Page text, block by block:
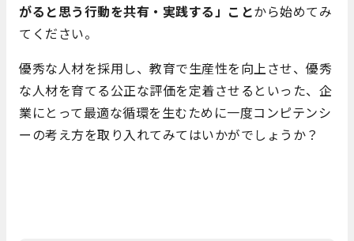
がると思う行動を共有・実践する」ことから始めてみ
てください。
優秀な人材を採用し、教育で生産性を向上させ、優秀
な人材を育てる公正な評価を定着させるといった、企
業にとって最適な循環を生むために一度コンピテンシ
ーの考え方を取り入れてみてはいかがでしょうか？